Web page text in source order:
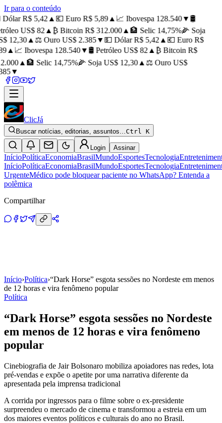
Ir para o conteúdo
R$ 5,42▲💶 Euro R$ 5,89▲📈 Ibovespa 128.540▼🛢️
US$ 82▲₿ Bitcoin R$ 312.000▲🏦 Selic 14,75%🌽 Soja
12,30▲⚖️ Ouro US$ 2.385▼💵 Dólar R$ 5,42▲💶 Euro R$
▲📈 Ibovespa 128.540▼🛢️ Petróleo US$ 82▲₿ Bitcoin R$
▲🏦 Selic 14,75%🌽 Soja US$ 12,30▲⚖️ Ouro US$
▼
ClicJá
Buscar notícias, editorias, assuntos…Ctrl K
Login Assinar
InícioPolíticaEconomiaBrasilMundoEsportesTecnologia
InícioPolíticaEconomiaBrasilMundoEsportesTecnologia
UrgenteMédico pode bloquear paciente no WhatsApp? Entenda a
polêmica
Compartilhar
Início›Política›“Dark Horse” esgota sessões no Nordeste em menos
de 12 horas e vira fenômeno popular
Política
“Dark Horse” esgota sessões no Nordeste
em menos de 12 horas e vira fenômeno
popular
Cinebiografia de Jair Bolsonaro mobiliza apoiadores nas redes, lota
pré-vendas e expõe o apetite por uma narrativa diferente da
apresentada pela imprensa tradicional
A corrida por ingressos para o filme sobre o ex-presidente
surpreendeu o mercado de cinema e transformou a estreia em um
dos maiores eventos políticos e culturais do ano no Brasil.